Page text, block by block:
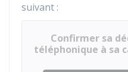
suivant :
Confirmer sa
téléphonique à sa